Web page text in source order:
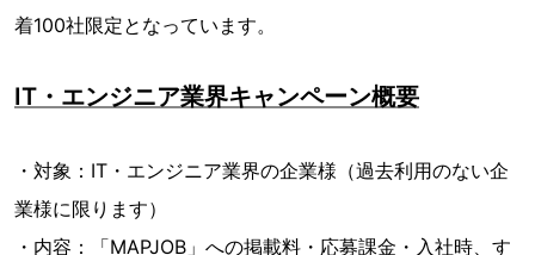
着100社限定となっています。
IT・エンジニア業界キャンペーン概要
・対象：IT・エンジニア業界の企業様（過去利用のない企
業様に限ります）
・内容：「MAPJOB」への掲載料・応募課金・入社時、す